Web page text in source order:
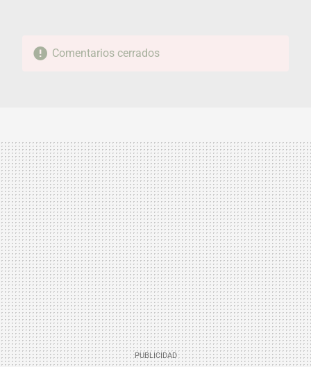
Comentarios cerrados